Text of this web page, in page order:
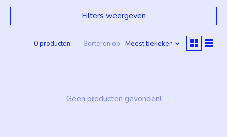
Filters weergeven
0 producten Sorteren op Meest bekeken
Geen producten gevonden!